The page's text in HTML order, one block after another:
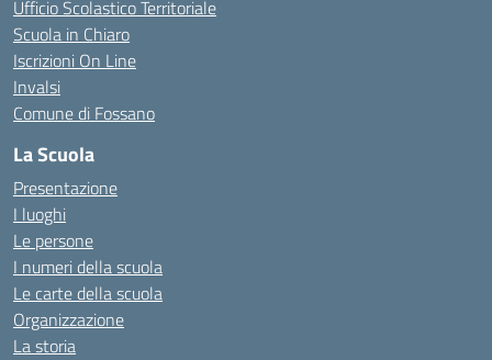
Ufficio Scolastico Territoriale
Scuola in Chiaro
Iscrizioni On Line
Invalsi
Comune di Fossano
La Scuola
Presentazione
I luoghi
Le persone
I numeri della scuola
Le carte della scuola
Organizzazione
La storia